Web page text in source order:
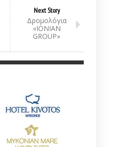
Next Story
Δρομολόγια
«IONIAN
GROUP»